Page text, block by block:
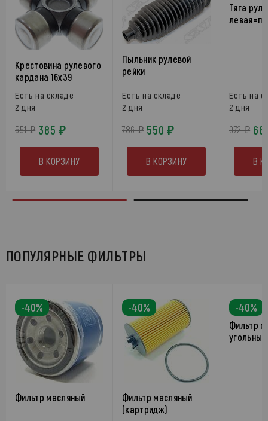
Крестовина рулевого
кардана 16х39
Есть на складе
2 дня
551 ₽ 385 ₽
В КОРЗИНУ
Пыльник рулевой
рейки
Есть на складе
2 дня
786 ₽ 550 ₽
В КОРЗИНУ
Тяга
Есть на
2 дня
972 ₽
В
ПОПУЛЯРНЫЕ ФИЛЬТРЫ
-40%
Фильтр масляный
-40%
Фильтр масляный
(картридж)
-40%
Фильтр
угольный